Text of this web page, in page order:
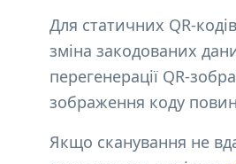
Для статичних QR-
зміна закодованих
перегенерації QR-
зображення коду
Якщо сканування не